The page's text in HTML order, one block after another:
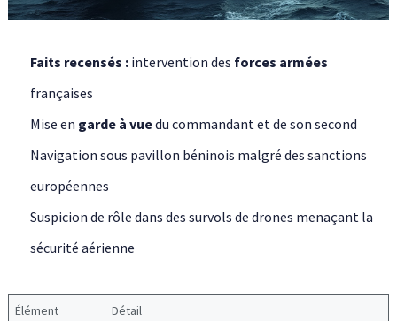
Faits recensés :intervention des forces armées
françaises
Mise en garde à vuedu commandant et de son second
Navigation sous pavillon béninois malgré des sanctions
européennes
Suspicion de rôle dans des survols de drones menaçant la
sécurité aérienne
Élément Détail